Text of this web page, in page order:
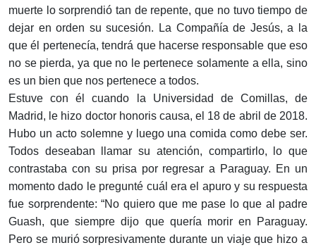
muerte lo sorprendió tan de repente, que no tuvo tiempo de
dejar en orden su sucesión. La Compañía de Jesús, a la
que él pertenecía, tendrá que hacerse responsable que eso
no se pierda, ya que no le pertenece solamente a ella, sino
es un bien que nos pertenece a todos.
Estuve con él cuando la Universidad de Comillas, de
Madrid, le hizo doctor honoris causa, el 18 de abril de 2018.
Hubo un acto solemne y luego una comida como debe ser.
Todos deseaban llamar su atención, compartirlo, lo que
contrastaba con su prisa por regresar a Paraguay. En un
momento dado le pregunté cuál era el apuro y su respuesta
fue sorprendente: “No quiero que me pase lo que al padre
Guash, que siempre dijo que quería morir en Paraguay.
Pero se murió sorpresivamente durante un viaje que hizo a